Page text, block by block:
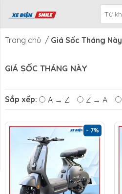
Xe Điện
Smile
CTKM Tháng Blog
Trang chủ / Giá Sốc Tháng Này
GIÁ SỐC THÁNG NÀY
Sắp xếp: A → Z Z → A
- 7%